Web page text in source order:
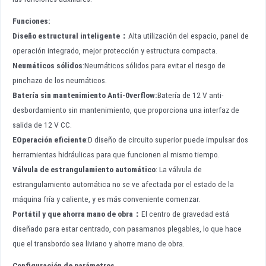
Funciones:
Diseño estructural inteligente ： Alta utilización del espacio, panel de
operación integrado, mejor protección y estructura compacta.
Neumáticos sólidos:Neumáticos sólidos para evitar el riesgo de
pinchazo de los neumáticos.
Batería sin mantenimiento Anti-0verflow:Batería de 12 V anti-
desbordamiento sin mantenimiento, que proporciona una interfaz de
salida de 12 V CC.
EOperación eficiente:D diseño de circuito superior puede impulsar dos
herramientas hidráulicas para que funcionen al mismo tiempo.
Válvula de estrangulamiento automático: La válvula de
estrangulamiento automática no se ve afectada por el estado de la
máquina fría y caliente, y es más conveniente comenzar.
Portátil y que ahorra mano de obra ： El centro de gravedad está
diseñado para estar centrado, con pasamanos plegables, lo que hace
que el transbordo sea liviano y ahorre mano de obra.